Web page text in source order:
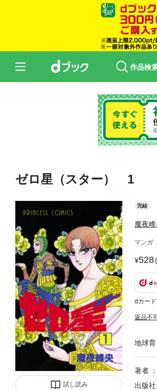
作品検
ゼロ星（スター） 1
試し読み
完結
魔夜
マンガ
528
dカー
返品不
地球
著者
出版社